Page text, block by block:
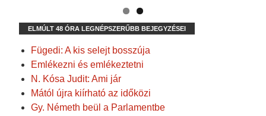
ELMÚLT 48 ÓRA LEGNÉPSZERŰBB BEJEGYZÉSEI
Fügedi: A kis selejt bosszúja
Emlékezni és emlékeztetni
N. Kósa Judit: Ami jár
Mától újra kiírható az időközi
Gy. Németh beül a Parlamentbe